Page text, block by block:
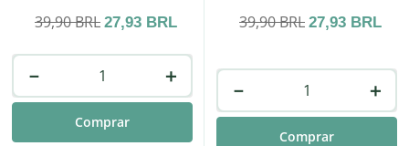
39,90BRL 27,93 BRL
＋
－
Comprar
39,90BRL 27,93 BRL
＋
－
Comprar